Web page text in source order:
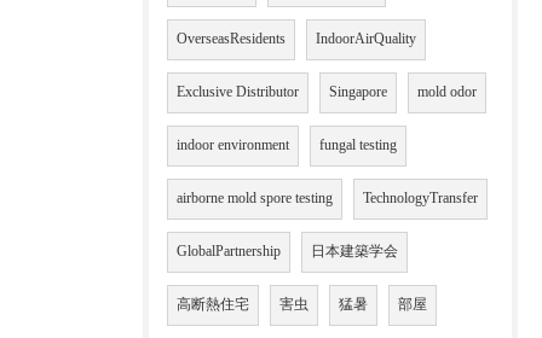
OverseasResidents IndoorAirQuality
Exclusive Distributor Singapore mold odor
indoor environment fungal testing
airborne mold spore testing TechnologyTransfer
GlobalPartnership 日本建築学会
高断熱住宅 害虫 猛暑 部屋